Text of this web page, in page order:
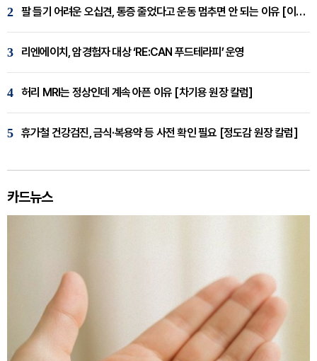
2 팔 들기 어려운 오십견, 통증 줄었다고 운동 멈추면 안 되는 이유 [이병욱 원장 칼럼]
3 리엔에이치, 암경험자 대상 ‘RE:CAN 푸드테라피’ 운영
4 허리 MRI는 정상인데 계속 아픈 이유 [차기용 원장 칼럼]
5 휴가철 건강검진, 금식·복용약 등 사전 확인 필요 [정도감 원장 칼럼]
카드뉴스